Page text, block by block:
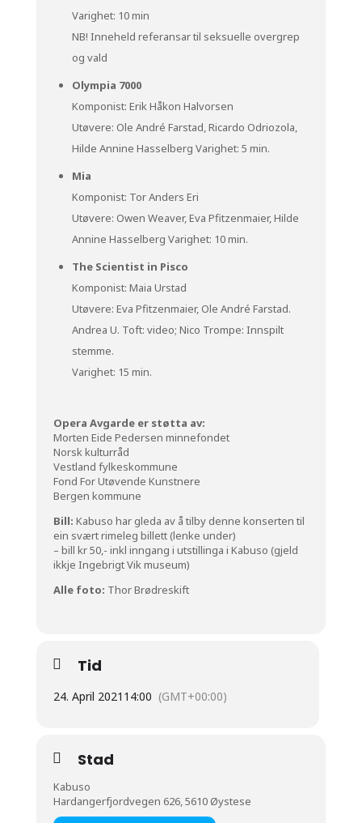
Varighet: 10 min
NB! Inneheld referansar til seksuelle overgrep
og vald
Olympia 7000
Komponist: Erik Håkon Halvorsen
Utøvere: Ole André Farstad, Ricardo Odriozola,
Hilde Annine Hasselberg Varighet: 5 min.
Mia
Komponist: Tor Anders Eri
Utøvere: Owen Weaver, Eva Pfitzenmaier, Hilde
Annine Hasselberg Varighet: 10 min.
The Scientist in Pisco
Komponist: Maia Urstad
Utøvere: Eva Pfitzenmaier, Ole André Farstad.
Andrea U. Toft: video; Nico Trompe: Innspilt
stemme.
Varighet: 15 min.
Opera Avgarde er støtta av:
Morten Eide Pedersen minnefondet
Norsk kulturråd
Vestland fylkeskommune
Fond For Utøvende Kunstnere
Bergen kommune
Bill: Kabuso har gleda av å tilby denne konserten til
ein svært rimeleg billett (lenke under)
– bill kr 50,- inkl inngang i utstillinga i Kabuso (gjeld
ikkje Ingebrigt Vik museum)
Alle foto: Thor Brødreskift
Tid
24. April 2021 14:00 (GMT+00:00)
Stad
Kabuso
Hardangerfjordvegen 626, 5610 Øystese